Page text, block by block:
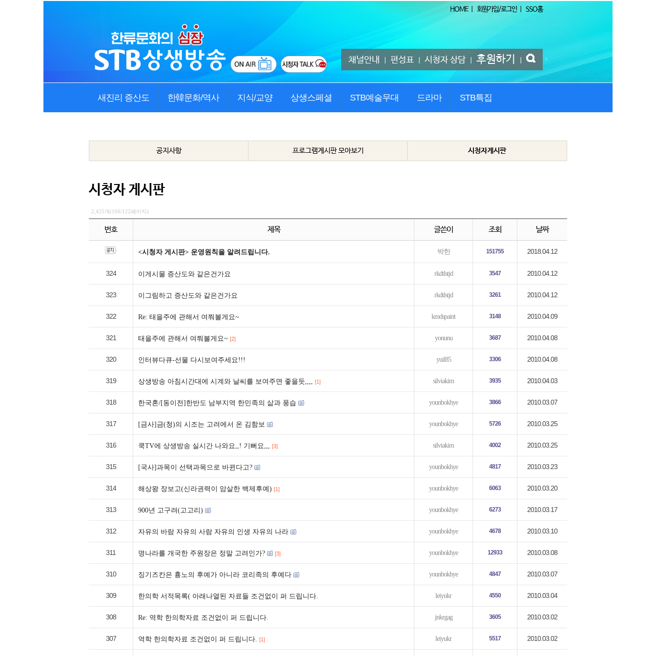
HOME| 회원가입/로그인 SSO홈
채널안내 편성표 시청자 상담 후원하기
새진리 증산도 한韓문화/역사 지식/교양 상생스페셜 STB예술무대 드라마 STB특집
공지사항 프로그램게시판 모아보기 시청자게시판
시청자 게시판
2,425개(106/122페이지)
번호 제목 글쓴이 조회 날짜
<시청자 게시판> 운영원칙을 알려드립니다. 박한 151755 2018.04.12
324 이게시물 증산도와 같은건가요 rkdtlstjd 3547 2010.04.12
323 이그림하고 증산도와 같은건가요 rkdtlstjd 3261 2010.04.12
322 Re: 태을주에 관해서 여쭤볼게요~ kmdspaint 3148 2010.04.09
321 태을주에 관해서 여쭤볼게요~ [2] yonunu 3687 2010.04.08
320 인터뷰다큐-선물 다시보여주세요!!! yuil85 3306 2010.04.08
319 상생방송 아침시간대에 시계와 날씨를 보여주면 좋을듯,,,, [1] silviakim 3935 2010.04.03
318 한국혼/[동이전]한반도 남부지역 한민족의 삶과 풍습 younbokhye 3866 2010.03.07
317 [금사]금(청)의 시조는 고려에서 온 김함보 younbokhye 5726 2010.03.25
316 쿡TV에 상생방송 실시간 나와요,,! 기뻐요,,, [3] silviakim 4002 2010.03.25
315 [국사]과목이 선택과목으로 바뀐다고? younbokhye 4817 2010.03.23
314 해상왕 장보고(신라권력이 암살한 백제후예) [1] younbokhye 6063 2010.03.20
313 900년 고구려(고고리) younbokhye 6273 2010.03.17
312 자유의 바람 자유의 사람 자유의 인생 자유의 나라 younbokhye 4678 2010.03.10
311 명나라를 개국한 주원장은 정말 고려인가? [3] younbokhye 12933 2010.03.08
310 징기즈칸은 흉노의 후예가 아니라 코리족의 후예다 younbokhye 4847 2010.03.07
309 한의학 서적목록( 아래나열된 자료들 조건없이 퍼 드립니다. leiyukr 4550 2010.03.04
308 Re: 역학 한의학자료 조건없이 퍼 드립니다. jnkrgag 3605 2010.03.02
307 역학 한의학자료 조건없이 퍼 드립니다. [1] leiyukr 5517 2010.03.02